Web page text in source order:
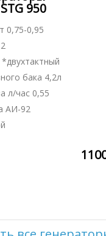
950
0,75-0,95
бака 4,2л
л/час 0,55
АИ-92